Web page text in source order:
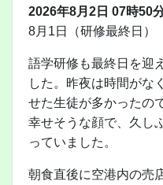
2026年8月2日 07時50
8月1日（研修最終日）
語学研修も最終日を迎
した。昨夜は時間がな
せた生徒が多かったの
幸せそうな顔で、久し
っていました。
朝食直後に空港内の売